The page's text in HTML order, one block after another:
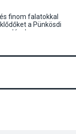
finom falatokkal
a Pünkösdi